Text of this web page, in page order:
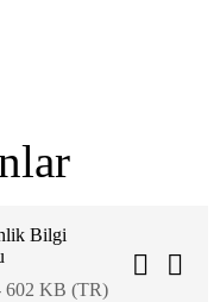
Bilgi
602 KB (TR)